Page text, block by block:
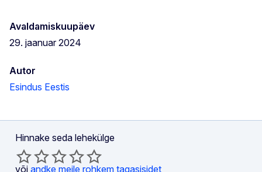
Avaldamiskuupäev
29. jaanuar 2024
Autor
Esindus Eestis
Hinnake seda lehekülge
või andke meile rohkem tagasisidet